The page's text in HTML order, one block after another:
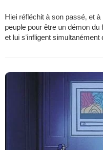
Hiei réfléchit à son passé, et
peuple pour être un démon
et lui s'infligent simultanément